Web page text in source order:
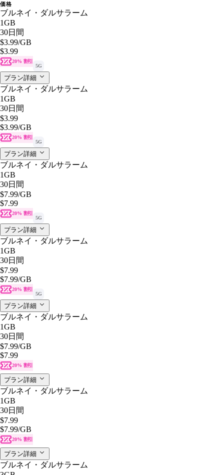
価格
ブルネイ・ダルサラーム
1GB
30日間
$3.99/GB
$3.99
20% 割引
5G
プラン詳細
ブルネイ・ダルサラーム
1GB
30日間
$3.99
$3.99/GB
20% 割引
5G
プラン詳細
ブルネイ・ダルサラーム
1GB
30日間
$7.99/GB
$7.99
20% 割引
5G
プラン詳細
ブルネイ・ダルサラーム
1GB
30日間
$7.99
$7.99/GB
20% 割引
5G
プラン詳細
ブルネイ・ダルサラーム
1GB
30日間
$7.99/GB
$7.99
20% 割引
プラン詳細
ブルネイ・ダルサラーム
1GB
30日間
$7.99
$7.99/GB
20% 割引
プラン詳細
ブルネイ・ダルサラーム